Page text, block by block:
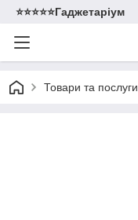
⭐️⭐️⭐️⭐️⭐️Гаджетаріум
Товари та послуги